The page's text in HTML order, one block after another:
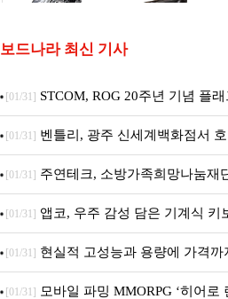
보드나라 최신 기사
[01/31] STCOM, ROG 20주년 기념 플
Crosshair X870E EDITION 20 국내 출
[01/31] 벤틀리, 광주 신세계백화점서
픈
[01/31] 주연테크, 소방가족희망나눔재
니터·스마트 펫 침대 기부
[01/31] 앱코, 우주 감성 담은 기계식 키
브랜드데이 기획전 진행
[01/31] 현실적 고성능과 용량에 가격까
M.2 NVMe 디앤디컴 1TB
[01/31] 모바일 파밍 MMORPG ‘히어로